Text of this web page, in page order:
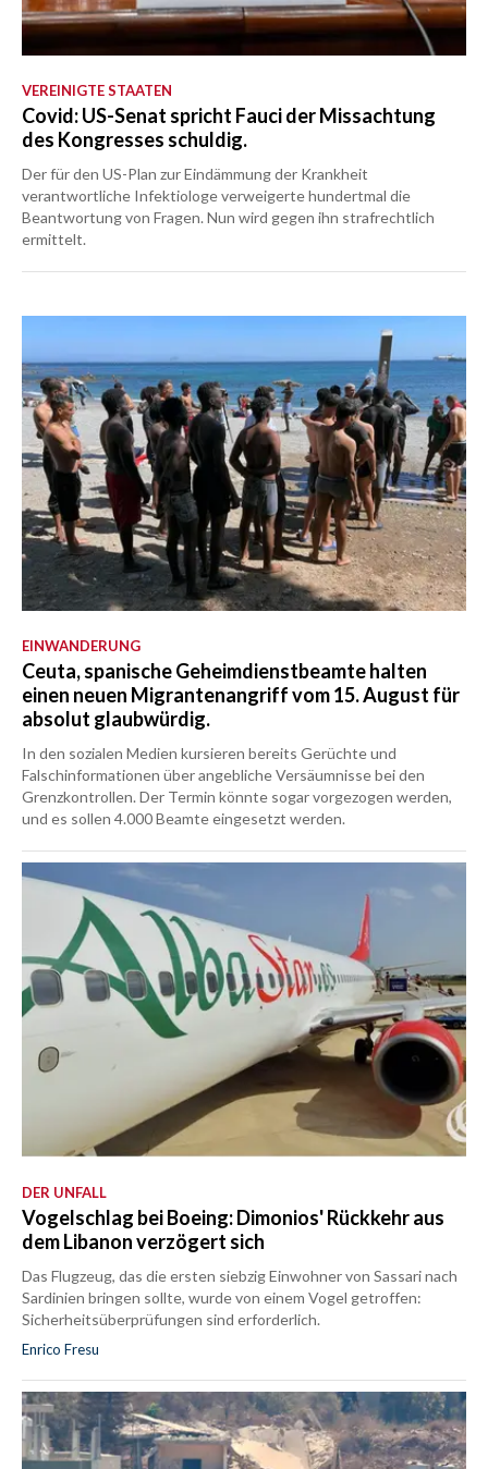
VEREINIGTE STAATEN
Covid: US-Senat spricht Fauci der Missachtung
des Kongresses schuldig.
Der für den US-Plan zur Eindämmung der Krankheit
verantwortliche Infektiologe verweigerte hundertmal die
Beantwortung von Fragen. Nun wird gegen ihn strafrechtlich
ermittelt.
EINWANDERUNG
Ceuta, spanische Geheimdienstbeamte halten
einen neuen Migrantenangriff vom 15. August für
absolut glaubwürdig.
In den sozialen Medien kursieren bereits Gerüchte und
Falschinformationen über angebliche Versäumnisse bei den
Grenzkontrollen. Der Termin könnte sogar vorgezogen werden,
und es sollen 4.000 Beamte eingesetzt werden.
DER UNFALL
Vogelschlag bei Boeing: Dimonios' Rückkehr aus
dem Libanon verzögert sich
Das Flugzeug, das die ersten siebzig Einwohner von Sassari nach
Sardinien bringen sollte, wurde von einem Vogel getroffen:
Sicherheitsüberprüfungen sind erforderlich.
Enrico Fresu